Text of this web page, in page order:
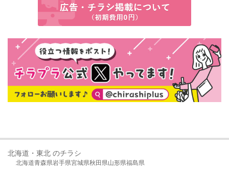
北海道・東北 のチラシ
北海道青森県岩手県宮城県秋田県山形県福島県